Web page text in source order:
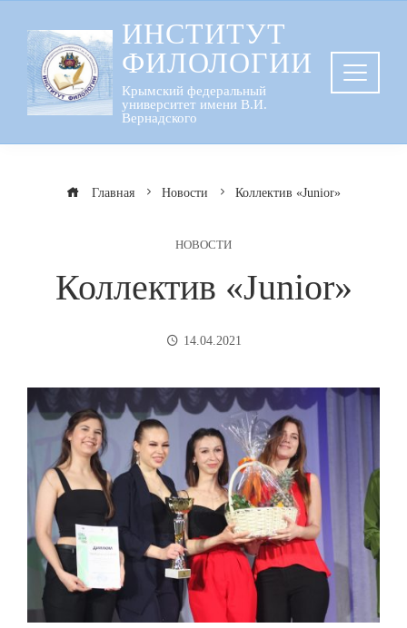
содержанию
ИНСТИТУТ
ФИЛОЛОГИИ
Крымский федеральный
университет имени В.И.
Вернадского
Главная Новости Коллектив «Junior»
НОВОСТИ
Коллектив «Junior»
14.04.2021